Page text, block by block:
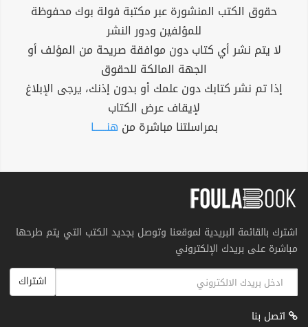
حقوق الكتب المنشورة عبر مكتبة فولة بوك محفوظة
للمؤلفين ودور النشر
لا يتم نشر أي كتاب دون موافقة صريحة من المؤلف أو
الجهة المالكة للحقوق
إذا تم نشر كتابك دون علمك أو بدون إذنك، يرجى الإبلاغ
لإيقاف عرض الكتاب
بمراسلتنا مباشرة من هنــــــا
اشترك بالقائمة البريدية لموقعنا وتوصل بجديد الكتب التي يتم طرحها
مباشرة على بريدك الإلكتروني
اشتراك
اتصل بنا